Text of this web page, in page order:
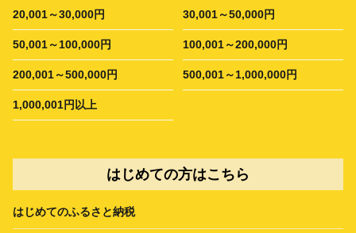
20,001～30,000円 30,001～50,000円
50,001～100,000円 100,001～200,000円
200,001～500,000円 500,001～1,000,000円
1,000,001円以上
はじめての方はこちら
はじめてのふるさと納税